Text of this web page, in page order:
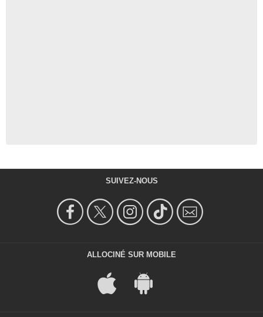
SUIVEZ-NOUS
ALLOCINÉ SUR MOBILE